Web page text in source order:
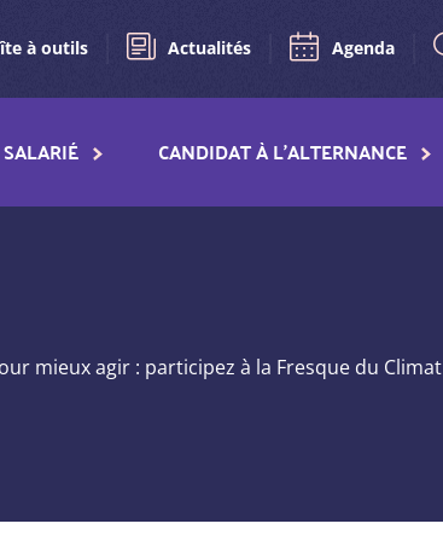
à outils Actualités Agenda
SALARIÉ CANDIDAT À L'ALTERNANCE
mieux agir : participez à la Fresque du Climat